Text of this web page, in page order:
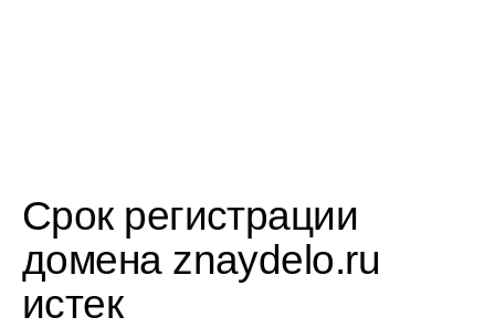
Срок регистрации
домена znaydelo.ru
истек